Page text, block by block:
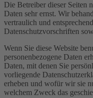
Die Betreiber dieser Seiten
Daten sehr ernst. Wir
vertraulich und
Datenschutzvorschriften
Wenn Sie diese Website
personenbezogene Daten
Daten, mit denen Sie
vorliegende
erheben und wofür wir sie
welchem Zweck das